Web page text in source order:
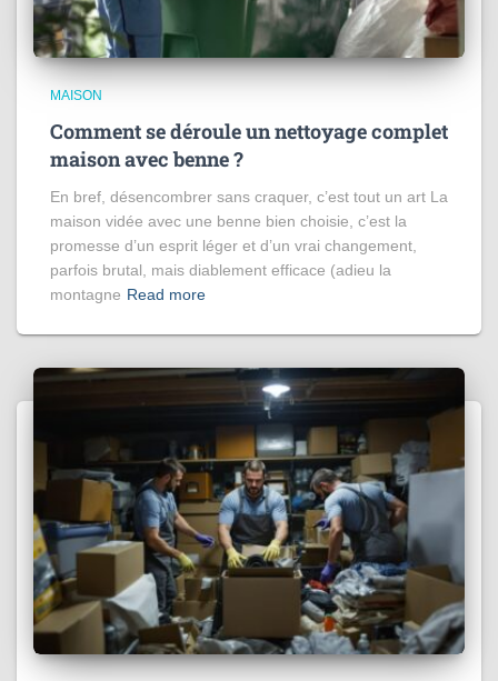
MAISON
Comment se déroule un nettoyage complet
maison avec benne ?
En bref, désencombrer sans craquer, c’est tout un art La
maison vidée avec une benne bien choisie, c’est la
promesse d’un esprit léger et d’un vrai changement,
parfois brutal, mais diablement efficace (adieu la
montagne Read more